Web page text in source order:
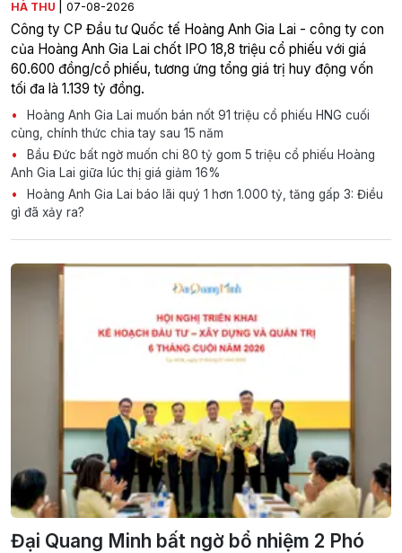
HÀ THU 07-08-2026
Công ty CP Đầu tư Quốc tế Hoàng Anh Gia Lai - công ty con
của Hoàng Anh Gia Lai chốt IPO 18,8 triệu cổ phiếu với giá
60.600 đồng/cổ phiếu, tương ứng tổng giá trị huy động vốn
tối đa là 1.139 tỷ đồng.
Hoàng Anh Gia Lai muốn bán nốt 91 triệu cổ phiếu HNG cuối
cùng, chính thức chia tay sau 15 năm
Bầu Đức bất ngờ muốn chi 80 tỷ gom 5 triệu cổ phiếu Hoàng
Anh Gia Lai giữa lúc thị giá giảm 16%
Hoàng Anh Gia Lai báo lãi quý 1 hơn 1.000 tỷ, tăng gấp 3: Điều
gì đã xảy ra?
Đại Quang Minh bất ngờ bổ nhiệm 2 Phó